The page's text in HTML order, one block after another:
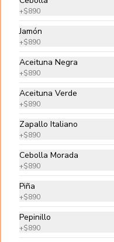
+$890
Jamón
+$890
Aceituna Negra
+$890
Aceituna Verde
+$890
Zapallo Italiano
+$890
Cebolla Morada
+$890
Piña
+$890
Pepinillo
+$890